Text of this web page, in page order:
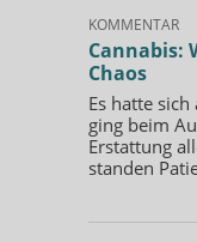
KOMMENTAR
Cannabis:
Chaos
Es hatte
ging beim
Erstattung
standen